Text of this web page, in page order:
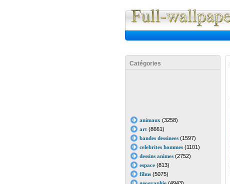
Catégories
animaux (3258)
art(8661)
bandes dessinees(1597)
celebrites hommes(1101)
dessins animes(2752)
espace(813)
films(5075)